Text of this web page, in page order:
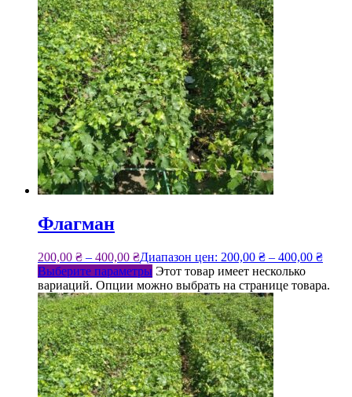
Флагман
200,00 ₴ – 400,00 ₴Диапазон цен: 200,00 ₴ – 400,00 ₴
Выберите параметры Этот товар имеет несколько
вариаций. Опции можно выбрать на странице товара.